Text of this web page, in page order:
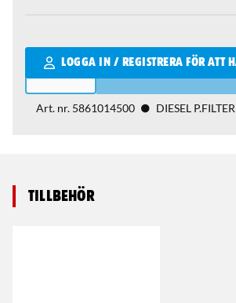
LOGGA IN / REGISTRERA FÖR ATT
Qantity
Art. nr. 5861014500 DIESEL
Tillbehör